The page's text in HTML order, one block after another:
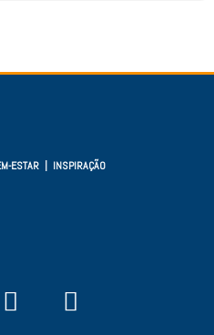
ESTAR | INSPIRAÇÃO